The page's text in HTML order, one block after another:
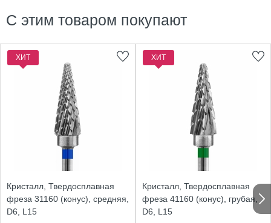
С этим товаром покупают
ХИТ
Кристалл, Твердосплавная
фреза 31160 (конус), средняя,
D6, L15
ХИТ
Кристалл, Твердосплавная
фреза 41160 (конус), грубая,
D6, L15